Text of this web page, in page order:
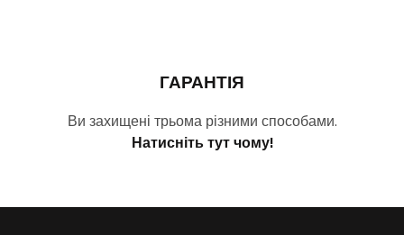
ГАРАНТІЯ
Ви захищені трьома різними способами.
Натисніть тут чому!